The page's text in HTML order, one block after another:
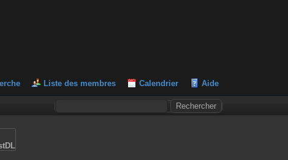
Liste des membres Calendrier Aide